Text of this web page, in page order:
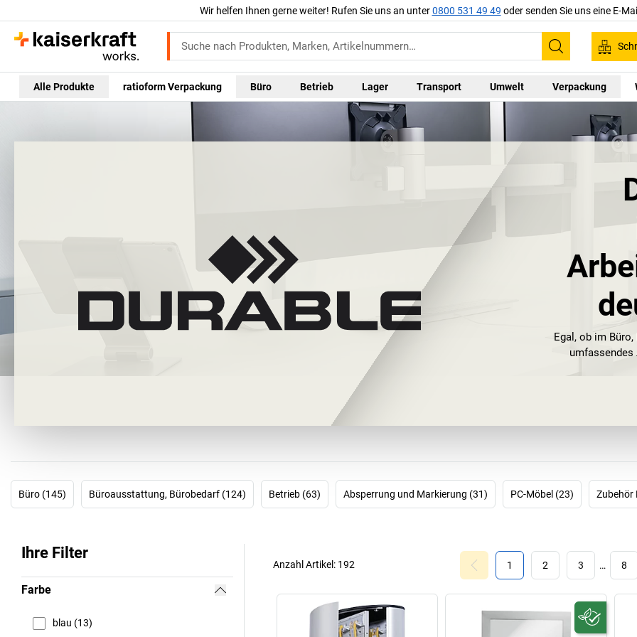
Wir helfen Ihnen gerne weiter! Rufen Sie uns an unter0800 531 49 49 oder senden Sie uns eine E-
Suchen
Alle Produkte ratioform Verpackung Büro Betrieb Lager Transport Umwelt Verpackung
Egal, ob im
Mit
sowohl für das
Bildschirme,
Büro (145) Büroausstattung, Bürobedarf (124) Betrieb (63) Absperrung und Markierung (31) PC-Möbel (23) Zubehör
Ihre Filter
Farbe
blau (13)
1 2 3 … 8
Anzahl Artikel: 192